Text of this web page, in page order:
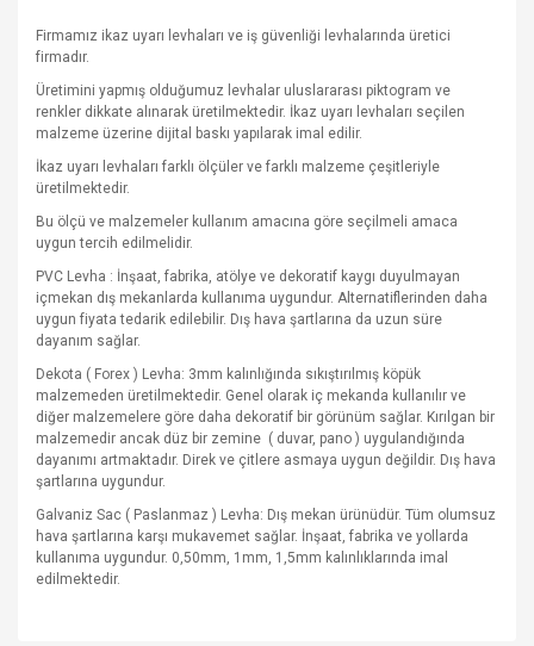
Firmamız ikaz uyarı levhaları ve iş güvenliği levhalarında üretici
firmadır.
Üretimini yapmış olduğumuz levhalar uluslararası piktogram ve
renkler dikkate alınarak üretilmektedir. İkaz uyarı levhaları seçilen
malzeme üzerine dijital baskı yapılarak imal edilir.
İkaz uyarı levhaları farklı ölçüler ve farklı malzeme çeşitleriyle
üretilmektedir.
Bu ölçü ve malzemeler kullanım amacına göre seçilmeli amaca
uygun tercih edilmelidir.
PVC Levha : İnşaat, fabrika, atölye ve dekoratif kaygı duyulmayan
içmekan dış mekanlarda kullanıma uygundur. Alternatiflerinden daha
uygun fiyata tedarik edilebilir. Dış hava şartlarına da uzun süre
dayanım sağlar.
Dekota ( Forex ) Levha: 3mm kalınlığında sıkıştırılmış köpük
malzemeden üretilmektedir. Genel olarak iç mekanda kullanılır ve
diğer malzemelere göre daha dekoratif bir görünüm sağlar. Kırılgan bir
malzemedir ancak düz bir zemine ( duvar, pano ) uygulandığında
dayanımı artmaktadır. Direk ve çitlere asmaya uygun değildir. Dış hava
şartlarına uygundur.
Galvaniz Sac ( Paslanmaz ) Levha: Dış mekan ürünüdür. Tüm olumsuz
hava şartlarına karşı mukavemet sağlar. İnşaat, fabrika ve yollarda
kullanıma uygundur. 0,50mm, 1mm, 1,5mm kalınlıklarında imal
edilmektedir.